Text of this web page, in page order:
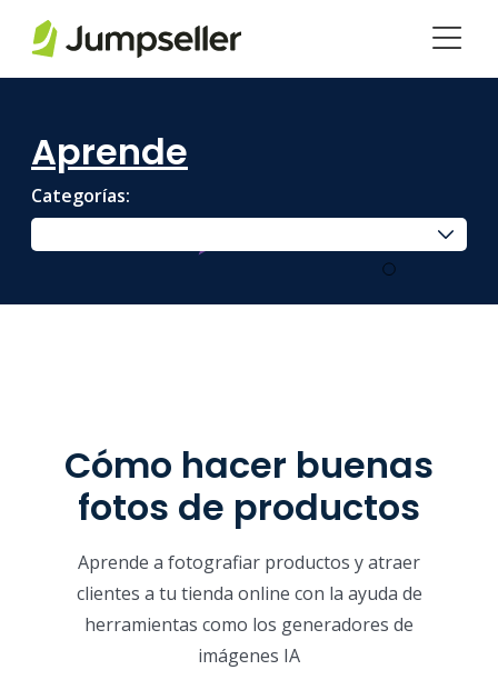
Aprende
Categorías:
Cómo hacer buenas
fotos de productos
Aprende a fotografiar productos y atraer
clientes a tu tienda online con la ayuda de
herramientas como los generadores de
imágenes IA